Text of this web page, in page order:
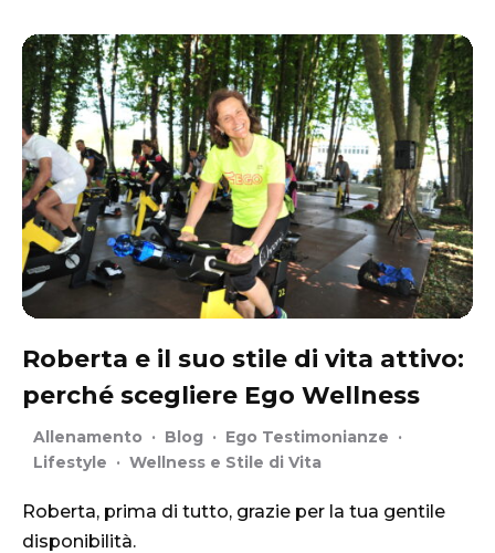
Roberta e il suo stile di vita attivo:
perché scegliere Ego Wellness
Allenamento · Blog · Ego Testimonianze ·
Lifestyle · Wellness e Stile di Vita
Roberta, prima di tutto, grazie per la tua gentile
disponibilità.